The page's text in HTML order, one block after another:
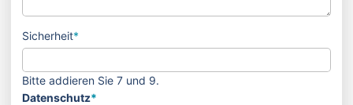
Sicherheit*
Bitte addieren Sie 7 und 9.
Datenschutz*